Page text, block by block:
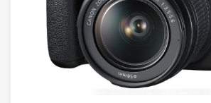
Electroménager
Bureautique